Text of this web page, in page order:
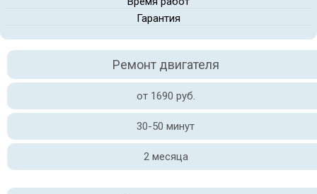
Гарантия
Ремонт двигателя
от 1690 руб.
30-50 минут
2 месяца